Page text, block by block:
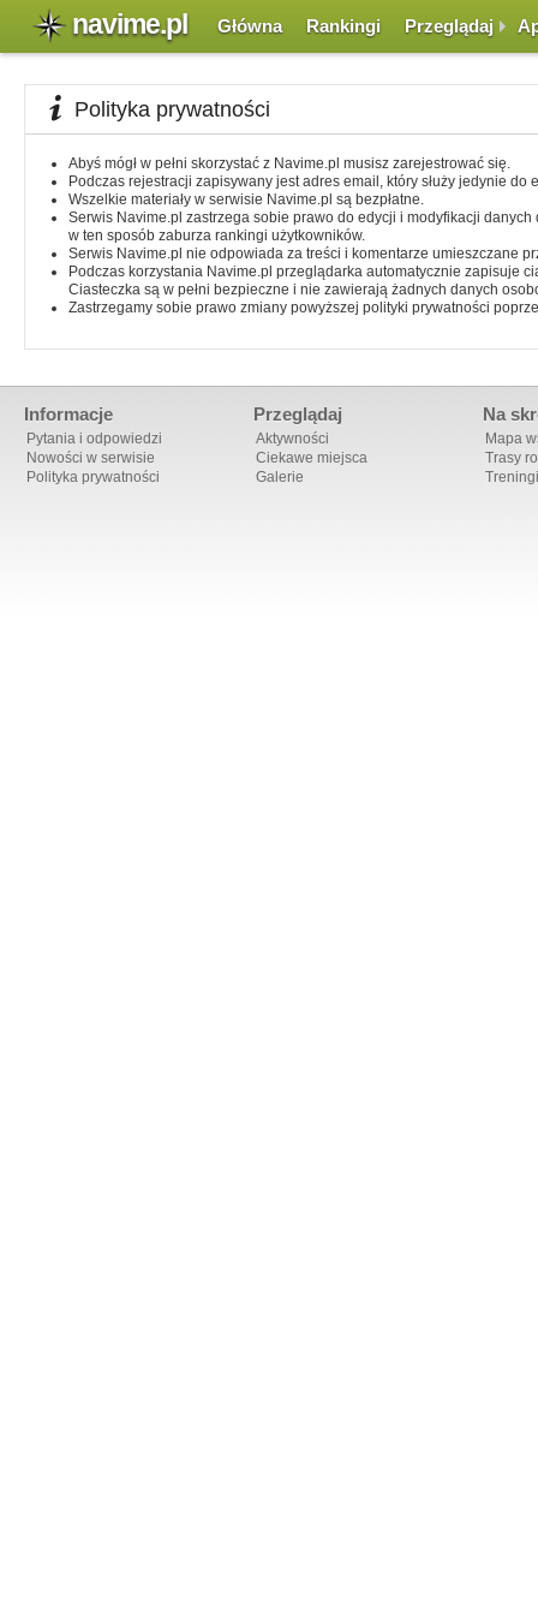
navime.pl Główna Rankingi Przeglądaj
Polityka prywatności
Abyś mógł w pełni skorzystać z Navime.pl musisz zarejestrować się.
Podczas rejestracji zapisywany jest adres email, który służy jedynie
Wszelkie materiały w serwisie Navime.pl są bezpłatne.
Serwis Navime.pl zastrzega sobie prawo do edycji i modyfikacji
w ten sposób zaburza rankingi użytkowników.
Serwis Navime.pl nie odpowiada za treści i komentarze umieszczane
Podczas korzystania Navime.pl przeglądarka automatycznie zapisuje
Ciasteczka są w pełni bezpieczne i nie zawierają żadnych danych
Zastrzegamy sobie prawo zmiany powyższej polityki prywatności
Informacje
Pytania i odpowiedzi
Nowości w serwisie
Polityka prywatności
Przeglądaj
Aktywności
Ciekawe miejsca
Galerie
Na
Mapa
Trasy